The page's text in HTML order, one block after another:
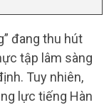
đang thu hút
tập lâm sàng
Tuy nhiên,
lực tiếng Hàn